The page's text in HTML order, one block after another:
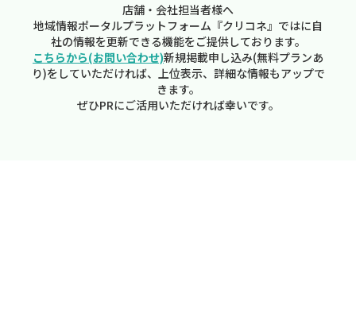
店舗・会社担当者様へ
地域情報ポータルプラットフォーム『クリコネ』ではに自
社の情報を更新できる機能をご提供しております。
こちらから(お問い合わせ)新規掲載申し込み(無料プランあ
り)をしていただければ、上位表示、詳細な情報もアップで
きます。
ぜひPRにご活用いただければ幸いです。